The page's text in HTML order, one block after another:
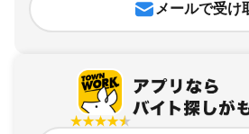
メールで受け